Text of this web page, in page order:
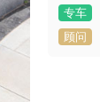
专车
顾问